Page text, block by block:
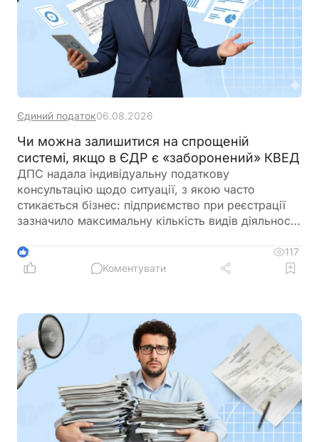
Єдиний податок06.08.2026
Чи можна залишитися на спрощеній
системі, якщо в ЄДР є «заборонений» КВЕД
ДПС надала індивідуальну податкову
консультацію щодо ситуації, з якою часто
стикається бізнес: підприємство при реєстрації
зазначило максимальну кількість видів діяльності
для платників єдиного податку 3-ї групи і вже
отримало лист від ДПС. При цьому в заяві на
коди
2
117
Коментувати